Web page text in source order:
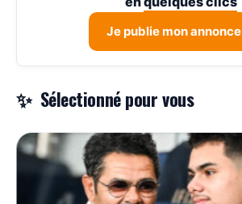
Je publie mon
Sélectionné pour vous